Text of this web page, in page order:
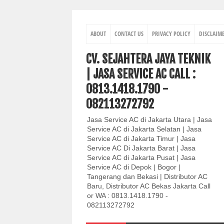
ABOUT CONTACT US PRIVACY POLICY
CV. SEJAHTERA JAYA TEKNIK
| JASA SERVICE AC CALL :
0813.1418.1790 -
082113272792
Jasa Service AC di Jakarta Utara | Jasa
Service AC di Jakarta Selatan | Jasa
Service AC di Jakarta Timur | Jasa
Service AC Di Jakarta Barat | Jasa
Service AC di Jakarta Pusat | Jasa
Service AC di Depok | Bogor |
Tangerang dan Bekasi | Distributor AC
Baru, Distributor AC Bekas Jakarta Call
or WA : 0813.1418.1790 -
082113272792